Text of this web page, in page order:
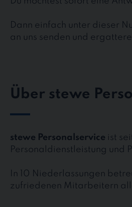
Dann einfach unter dieser
an uns senden und
Über stewe
stewe Personalservice ist
Personaldienstleistung und
In 10 Niederlassungen
zufriedenen Mitarbeitern